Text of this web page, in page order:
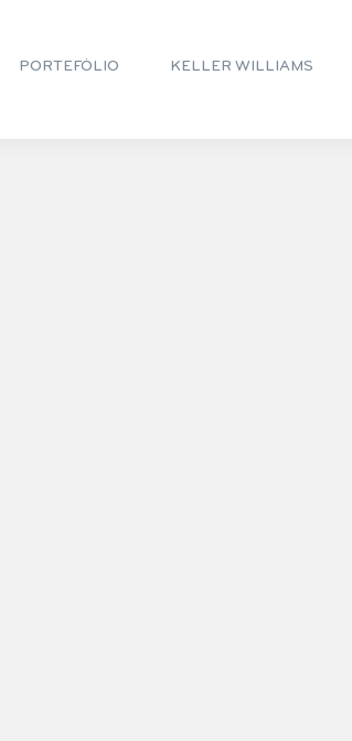
PORTEFÓLIO KELLER WILLIAMS